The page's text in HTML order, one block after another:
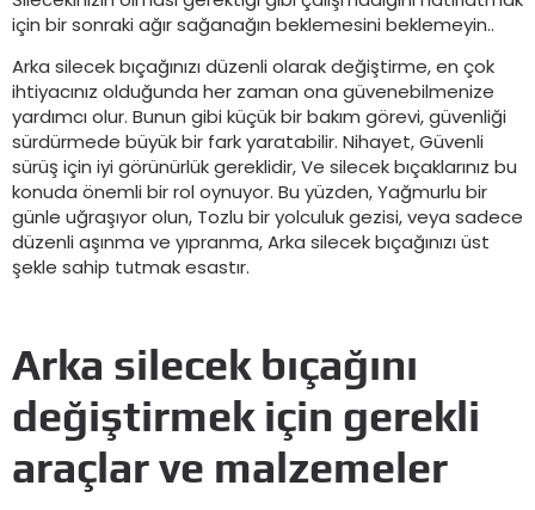
için bir sonraki ağır sağanağın beklemesini beklemeyin..
Arka silecek bıçağınızı düzenli olarak değiştirme, en çok
ihtiyacınız olduğunda her zaman ona güvenebilmenize
yardımcı olur. Bunun gibi küçük bir bakım görevi, güvenliği
sürdürmede büyük bir fark yaratabilir. Nihayet, Güvenli
sürüş için iyi görünürlük gereklidir, Ve silecek bıçaklarınız bu
konuda önemli bir rol oynuyor. Bu yüzden, Yağmurlu bir
günle uğraşıyor olun, Tozlu bir yolculuk gezisi, veya sadece
düzenli aşınma ve yıpranma, Arka silecek bıçağınızı üst
şekle sahip tutmak esastır.
Arka silecek bıçağını
değiştirmek için gerekli
araçlar ve malzemeler